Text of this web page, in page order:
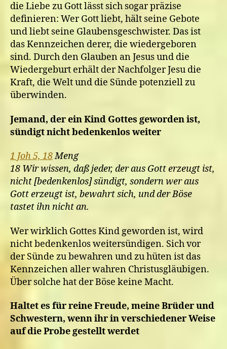
die Liebe zu Gott lässt sich sogar präzise
definieren: Wer Gott liebt, hält seine Gebote
und liebt seine Glaubensgeschwister. Das ist
das Kennzeichen derer, die wiedergeboren
sind. Durch den Glauben an Jesus und die
Wiedergeburt erhält der Nachfolger Jesu die
Kraft, die Welt und die Sünde potenziell zu
überwinden.
Jemand, der ein Kind Gottes geworden ist,
sündigt nicht bedenkenlos weiter
1 Joh 5, 18Meng
18 Wir wissen, daß jeder, der aus Gott erzeugt ist,
nicht [bedenkenlos] sündigt, sondern wer aus
Gott erzeugt ist, bewahrt sich, und der Böse
tastet ihn nicht an.
Wer wirklich Gottes Kind geworden ist, wird
nicht bedenkenlos weitersündigen. Sich vor
der Sünde zu bewahren und zu hüten ist das
Kennzeichen aller wahren Christusgläubigen.
Über solche hat der Böse keine Macht.
Haltet es für reine Freude, meine Brüder und
Schwestern, wenn ihr in verschiedener Weise
auf die Probe gestellt werdet